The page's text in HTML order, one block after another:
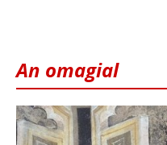
An omagial